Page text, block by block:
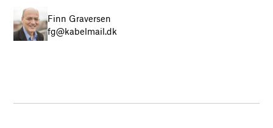
Finn Graversen
fg@kabelmail.dk